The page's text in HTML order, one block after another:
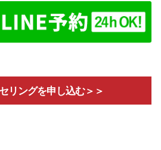
リングを申し込む＞＞